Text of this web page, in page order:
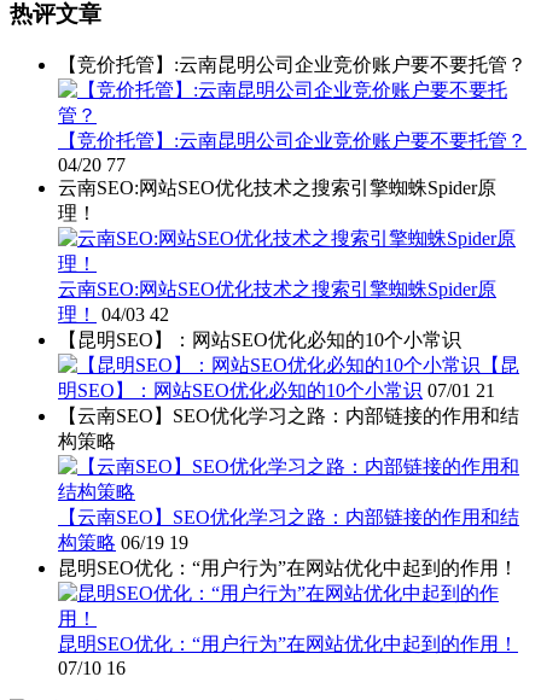
热评文章
【竞价托管】:云南昆明公司企业竞价账户要不要托管？
【竞价托管】:云南昆明公司企业竞价账户要不要托管？
04/20 77
云南SEO:网站SEO优化技术之搜索引擎蜘蛛Spider原
理！
云南SEO:网站SEO优化技术之搜索引擎蜘蛛Spider原
理！
04/03 42
【昆明SEO】：网站SEO优化必知的10个小常识
【昆
明SEO】：网站SEO优化必知的10个小常识 07/01 21
【云南SEO】SEO优化学习之路：内部链接的作用和结
构策略
【云南SEO】SEO优化学习之路：内部链接的作用和结
构策略 06/19 19
昆明SEO优化：“用户行为”在网站优化中起到的作用！
昆明SEO优化：“用户行为”在网站优化中起到的作用！
07/10 16